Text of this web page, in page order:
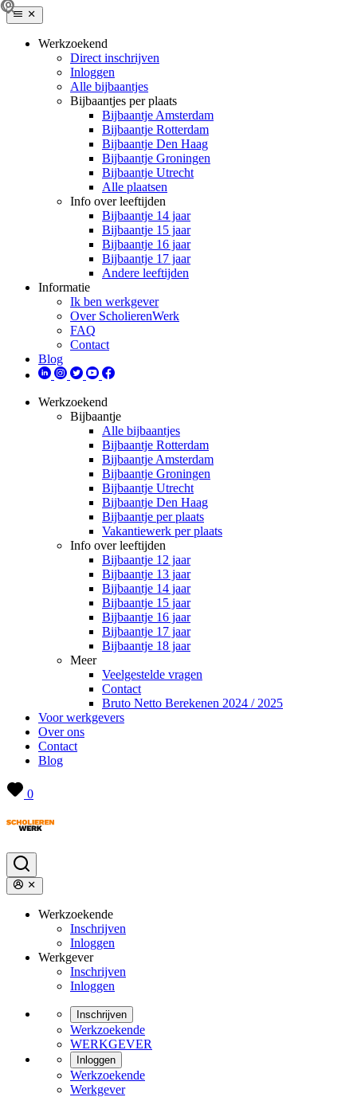
Werkzoekend
Direct inschrijven
Inloggen
Alle bijbaantjes
Bijbaantjes per plaats
Bijbaantje Amsterdam
Bijbaantje Rotterdam
Bijbaantje Den Haag
Bijbaantje Groningen
Bijbaantje Utrecht
Alle plaatsen
Info over leeftijden
Bijbaantje 14 jaar
Bijbaantje 15 jaar
Bijbaantje 16 jaar
Bijbaantje 17 jaar
Andere leeftijden
Informatie
Ik ben werkgever
Over ScholierenWerk
FAQ
Contact
Blog
Werkzoekend
Bijbaantje
Alle bijbaantjes
Bijbaantje Rotterdam
Bijbaantje Amsterdam
Bijbaantje Groningen
Bijbaantje Utrecht
Bijbaantje Den Haag
Bijbaantje per plaats
Vakantiewerk per plaats
Info over leeftijden
Bijbaantje 12 jaar
Bijbaantje 13 jaar
Bijbaantje 14 jaar
Bijbaantje 15 jaar
Bijbaantje 16 jaar
Bijbaantje 17 jaar
Bijbaantje 18 jaar
Meer
Veelgestelde vragen
Contact
Bruto Netto Berekenen 2024 / 2025
Voor werkgevers
Over ons
Contact
Blog
0
Werkzoekende
Inschrijven
Inloggen
Werkgever
Inschrijven
Inloggen
Inschrijven
Werkzoekende
WERKGEVER
Inloggen
Werkzoekende
Werkgever